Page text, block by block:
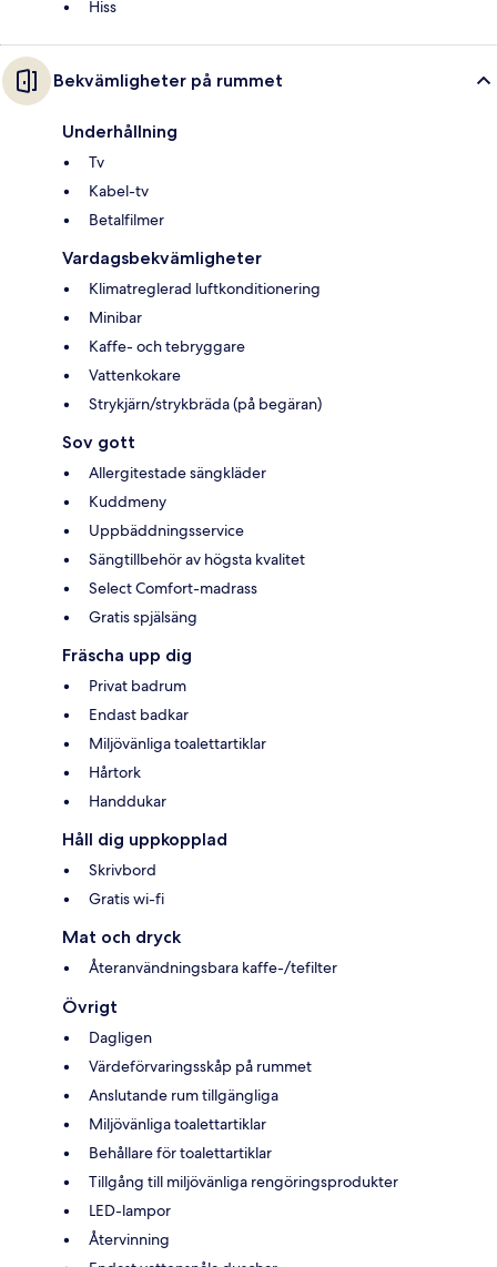
Hiss
Bekvämligheter på rummet
Underhållning
Tv
Kabel-tv
Betalfilmer
Vardagsbekvämligheter
Klimatreglerad luftkonditionering
Minibar
Kaffe- och tebryggare
Vattenkokare
Strykjärn/strykbräda (på begäran)
Sov gott
Allergitestade sängkläder
Kuddmeny
Uppbäddningsservice
Sängtillbehör av högsta kvalitet
Select Comfort-madrass
Gratis spjälsäng
Fräscha upp dig
Privat badrum
Endast badkar
Miljövänliga toalettartiklar
Hårtork
Handdukar
Håll dig uppkopplad
Skrivbord
Gratis wi-fi
Mat och dryck
Återanvändningsbara kaffe-/tefilter
Övrigt
Dagligen
Värdeförvaringsskåp på rummet
Anslutande rum tillgängliga
Miljövänliga toalettartiklar
Behållare för toalettartiklar
Tillgång till miljövänliga rengöringsprodukter
LED-lampor
Återvinning